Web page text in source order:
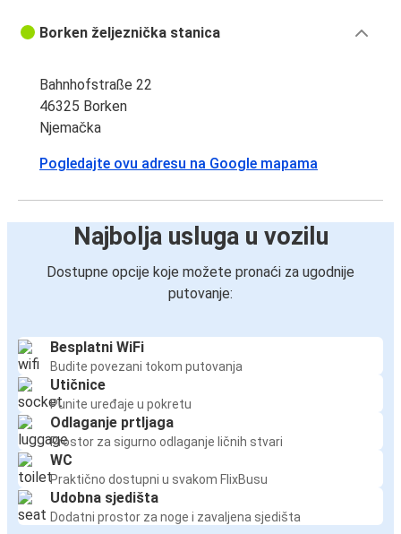
Borken željeznička stanica
Bahnhofstraße 22
46325 Borken
Njemačka
Pogledajte ovu adresu na Google mapama
Najbolja usluga u vozilu
Dostupne opcije koje možete pronaći za ugodnije
putovanje:
Besplatni WiFi
Budite povezani tokom putovanja
Utičnice
Punite uređaje u pokretu
Odlaganje prtljaga
Prostor za sigurno odlaganje ličnih stvari
WC
Praktično dostupni u svakom FlixBusu
Udobna sjedišta
Dodatni prostor za noge i zavaljena sjedišta